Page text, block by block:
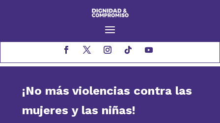
¡No más violencias contra las
mujeres y las niñas!